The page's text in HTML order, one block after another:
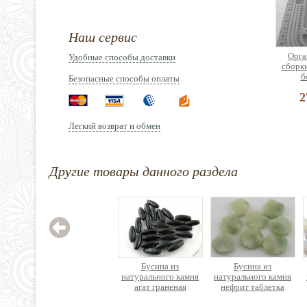
Наш сервис
Удобные способы доставки
Безопасные способы оплаты
Легкий возврат и обмен
Другие товары данного раздела
Бусина из
натурального камня
агат граненая
Бусина из
натурального камня
нефрит таблетка